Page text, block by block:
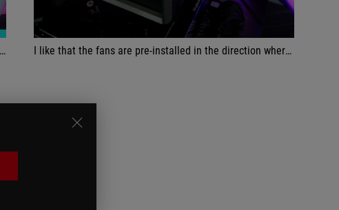
I like that the fans are pre-installed in the direction where the wires can be hidden. And there's only one set of wires to control the fan speed as well as the ARGB on the fence.